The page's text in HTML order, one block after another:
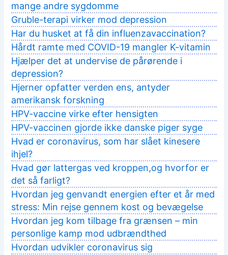
mange andre sygdomme
Gruble-terapi virker mod depression
Har du husket at få din influenzavaccination?
Hårdt ramte med COVID-19 mangler K-vitamin
Hjælper det at undervise de pårørende i
depression?
Hjerner opfatter verden ens, antyder
amerikansk forskning
HPV-vaccine virke efter hensigten
HPV-vaccinen gjorde ikke danske piger syge
Hvad er coronavirus, som har slået kinesere
ihjel?
Hvad gør lattergas ved kroppen,og hvorfor er
det så farligt?
Hvordan jeg genvandt energien efter et år med
stress: Min rejse gennem kost og bevægelse
Hvordan jeg kom tilbage fra grænsen – min
personlige kamp mod udbrændthed
Hvordan udvikler coronavirus sig